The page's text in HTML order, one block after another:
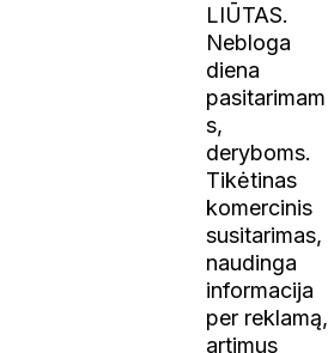
LIŪTAS.
Nebloga
diena
pasitarimam
s,
deryboms.
Tikėtinas
komercinis
susitarimas,
naudinga
informacija
per reklamą,
artimus